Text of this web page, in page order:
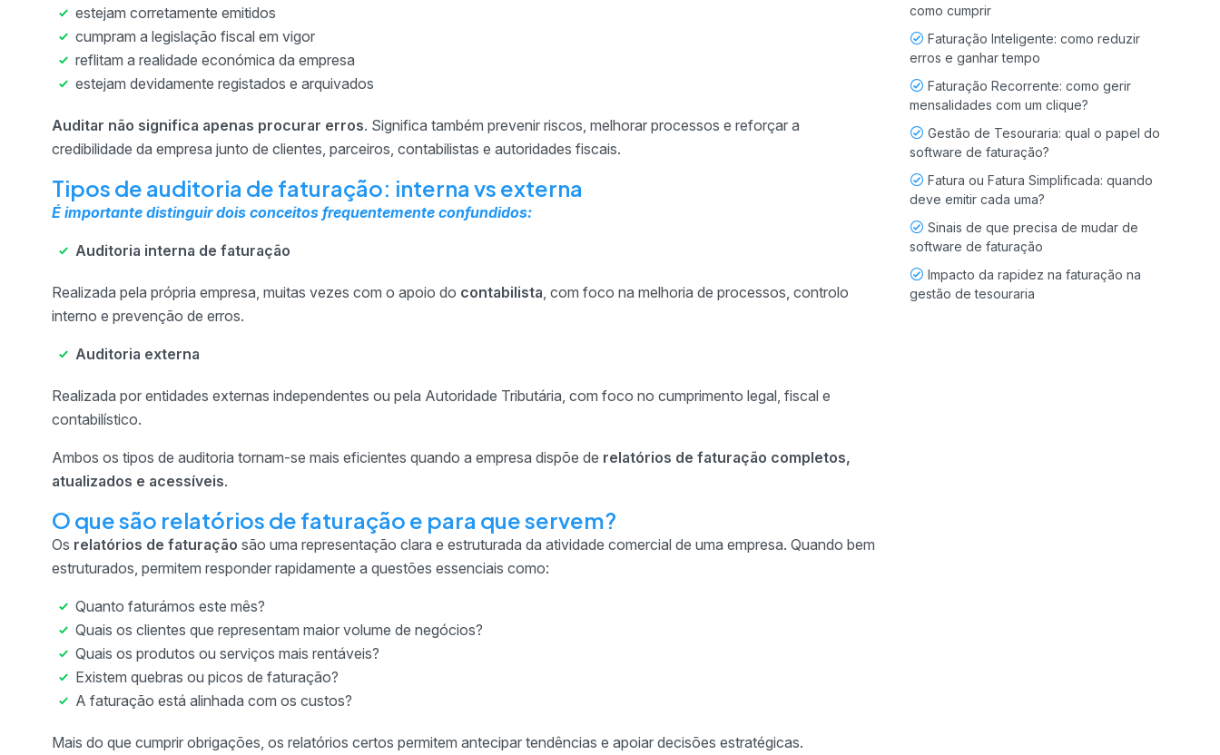
estejam corretamente emitidos
cumpram a legislação fiscal em vigor
reflitam a realidade económica da empresa
estejam devidamente registados e arquivados
Auditar não significa apenas procurar erros. Significa também prevenir riscos, melhorar processos e reforçar a
credibilidade da empresa junto de clientes, parceiros, contabilistas e autoridades fiscais.
Tipos de auditoria de faturação: interna vs externa
É importante distinguir dois conceitos frequentemente confundidos:
Auditoria interna de faturação
Realizada pela própria empresa, muitas vezes com o apoio do contabilista, com foco na melhoria de processos, controlo
interno e prevenção de erros.
Auditoria externa
Realizada por entidades externas independentes ou pela Autoridade Tributária, com foco no cumprimento legal, fiscal e
contabilístico.
Ambos os tipos de auditoria tornam-se mais eficientes quando a empresa dispõe de relatórios de faturação completos,
atualizados e acessíveis.
O que são relatórios de faturação e para que servem?
Os relatórios de faturação são uma representação clara e estruturada da atividade comercial de uma empresa. Quando bem
estruturados, permitem responder rapidamente a questões essenciais como:
Quanto faturámos este mês?
Quais os clientes que representam maior volume de negócios?
Quais os produtos ou serviços mais rentáveis?
Existem quebras ou picos de faturação?
A faturação está alinhada com os custos?
Mais do que cumprir obrigações, os relatórios certos permitem antecipar tendências e apoiar decisões estratégicas.
como cumprir
Faturação Inteligente: como reduzir
erros e ganhar tempo
Faturação Recorrente: como gerir
mensalidades com um clique?
Gestão de Tesouraria: qual o papel do
software de faturação?
Fatura ou Fatura Simplificada: quando
deve emitir cada uma?
Sinais de que precisa de mudar de
software de faturação
Impacto da rapidez na faturação na
gestão de tesouraria